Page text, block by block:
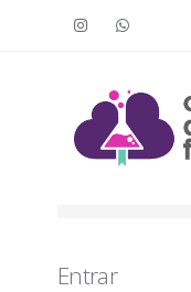
Entrar